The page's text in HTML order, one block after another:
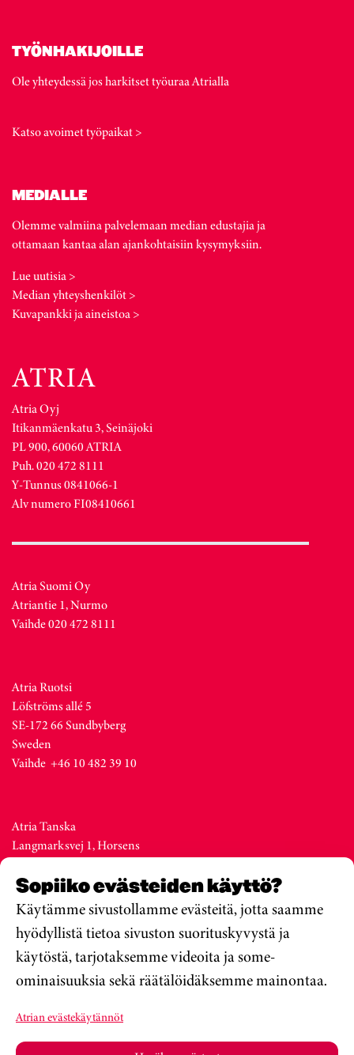
Sopiiko evästeiden käyttö?
Käytämme sivustollamme evästeitä, jotta saamme
hyödyllistä tietoa sivuston suorituskyvystä ja
käytöstä, tarjotaksemme videoita ja some-
ominaisuuksia sekä räätälöidäksemme mainontaa.
Atrian evästekäytännöt
TYÖNHAKIJOILLE
Ole yhteydessä jos harkitset työuraa Atrialla
Katso avoimet työpaikat >
MEDIALLE
Olemme valmiina palvelemaan median edustajia ja
ottamaan kantaa alan ajankohtaisiin kysymyksiin.
Lue uutisia >
Median yhteyshenkilöt >
Kuvapankki ja aineistoa >
Atria Oyj
Itikanmäenkatu 3, Seinäjoki
PL 900, 60060 ATRIA
Puh. 020 472 8111
Y-Tunnus 0841066-1
Alv numero FI08410661
Atria Suomi Oy
Atriantie 1, Nurmo
Vaihde 020 472 8111
Atria Ruotsi
Löfströms allé 5
SE-172 66 Sundbyberg
Sweden
Vaihde +46 10 482 39 10
Atria Tanska
Langmarksvej 1, Horsens
Denmark
Vaihde +45 76 28 25 00
Atria Viro
Metsa str. 19, Valga
Estonia
Vaihde +372 76 79 900